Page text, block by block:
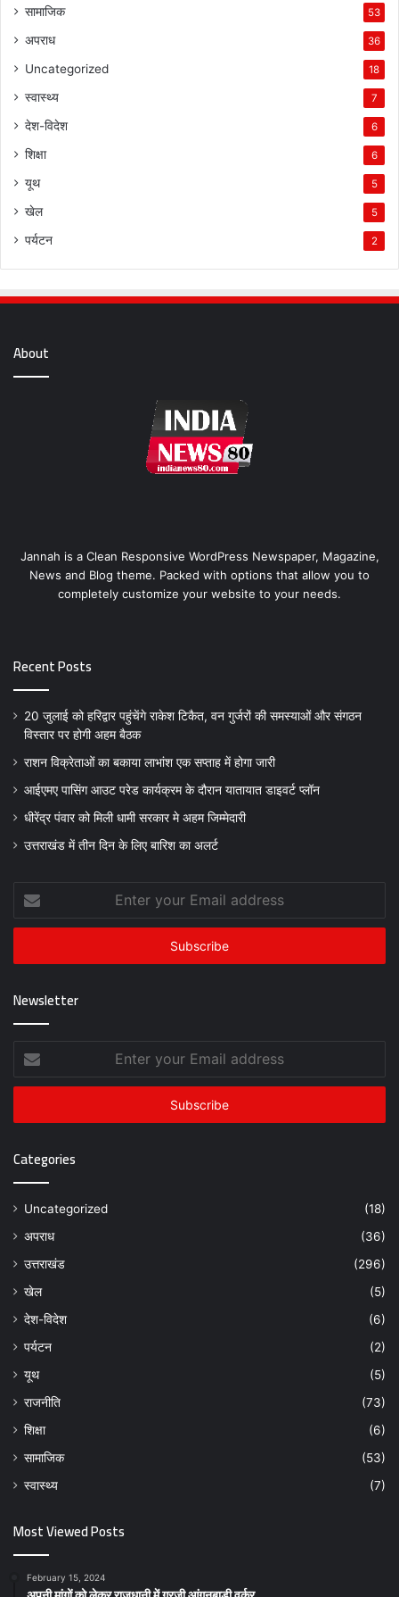
सामाजिक 53
अपराध 36
Uncategorized 18
स्वास्थ्य 7
देश-विदेश 6
शिक्षा 6
यूथ 5
खेल 5
पर्यटन 2
About
Jannah is a Clean Responsive WordPress Newspaper, Magazine,
News and Blog theme. Packed with options that allow you to
completely customize your website to your needs.
Recent Posts
20 जुलाई को हरिद्वार पहुंचेंगे राकेश टिकैत, वन गुर्जरों की समस्याओं और संगठन
विस्तार पर होगी अहम बैठक
राशन विक्रेताओं का बकाया लाभांश एक सप्ताह में होगा जारी
आईएमए पासिंग आउट परेड कार्यक्रम के दौरान यातायात डाइवर्ट प्लॉन
धीरेंद्र पंवार को मिली धामी सरकार मे अहम जिम्मेदारी
उत्तराखंड में तीन दिन के लिए बारिश का अलर्ट
your
Email
Newsletter
your
Email
Categories
Uncategorized
(18)
अपराध
(36)
उत्तराखंड
(296)
खेल
(5)
देश-विदेश
(6)
पर्यटन
(2)
यूथ
(5)
राजनीति
(73)
शिक्षा
(6)
सामाजिक
(53)
स्वास्थ्य
(7)
Most Viewed Posts
February 15, 2024